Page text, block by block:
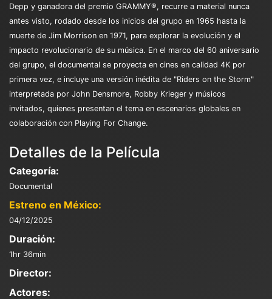
Depp y ganadora del premio GRAMMY®, recurre a material nunca
antes visto, rodado desde los inicios del grupo en 1965 hasta la
muerte de Jim Morrison en 1971, para explorar la evolución y el
impacto revolucionario de su música. En el marco del 60 aniversario
del grupo, el documental se proyecta en cines en calidad 4K por
primera vez, e incluye una versión inédita de "Riders on the Storm"
interpretada por John Densmore, Robby Krieger y músicos
invitados, quienes presentan el tema en escenarios globales en
colaboración con Playing For Change.
Detalles de la Película
Categoría:
Documental
Estreno en México:
04/12/2025
Duración:
1hr 36min
Director:
Actores: